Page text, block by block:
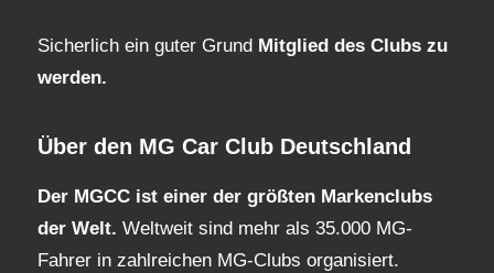
Sicherlich ein guter Grund Mitglied des Clubs zu
werden.
Über den MG Car Club Deutschland
Der MGCC ist einer der größten Markenclubs
der Welt. Weltweit sind mehr als 35.000 MG-
Fahrer in zahlreichen MG-Clubs organisiert.